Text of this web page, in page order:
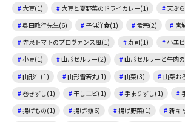
大豆(1)
大豆と夏野菜のドライカレー(1) 天ぷ
奥田政行先生(6)
子供洋食(1) 孟宗(2)
宮
寺泉トマトのプロヴァンス風(1)
寿司(1) 小エ
小豆(1)
山形セルリー(2)
山形セルリーと牛肉
山形牛(1)
山形雪若丸(1) 山菜(3) 山菜お
巻きずし(1)
干しエビ(1) 手まりずし(1)
揚げもの(1)
揚げ物(6) 揚げ野菜(1)
新キ